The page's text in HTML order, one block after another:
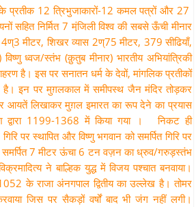
के प्रतीक 12 त्रिभुजाकारों-12 कमल पत्रों और 27
सहित निर्मित 7 मंजि़ली विश्व की सबसे ऊँची मीनार
मीटर, शिखर व्यास 2ण्75 मीटर, 379 सीढियाँ,
ध्वज/स्तंभ (क़ुतुब मीनार) भारतीय अभियांत्रिकी
है। इस पर सनातन धर्म के देवों, मांगलिक प्रतीकों
है। इन पर मुग़लकाल में समीपस्थ जैन मंदिर तोड़कर
आयतें लिखाकर मुग़ल इमारत का रूप देने का प्रयास
द्वारा 1199-1368 में किया गया । निकट ही
गिरि पर स्थापित और विष्णु भगवान को समर्पित गिरि पर
समर्पित 7 मीटर ऊंचा 6 टन वज़न का ध्रुव/गरुड़स्तंभ
ने बाल्हिक युद्ध में विजय पश्चात बनवाया।
के राजा अंनगपाल द्वितीय का उल्लेख है। तोमर
जिस पर सैकड़ों वर्षों बाद भी जंग नहीं लगी।